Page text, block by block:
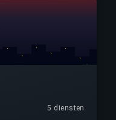
5 diensten